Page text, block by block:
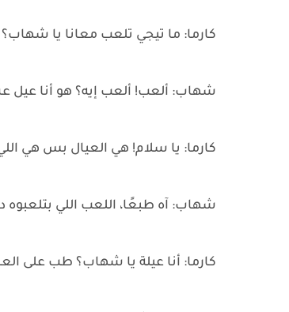
كارما: ما تيجي تلعب معانا يا شهاب؟
شهاب: ألعب! ألعب إيه؟ هو أنا عيل
كارما: يا سلام! هي العيال بس هي
شهاب: آه طبعًا، اللعب اللي بتلعبوه
كارما: أنا عيلة يا شهاب؟ طب على